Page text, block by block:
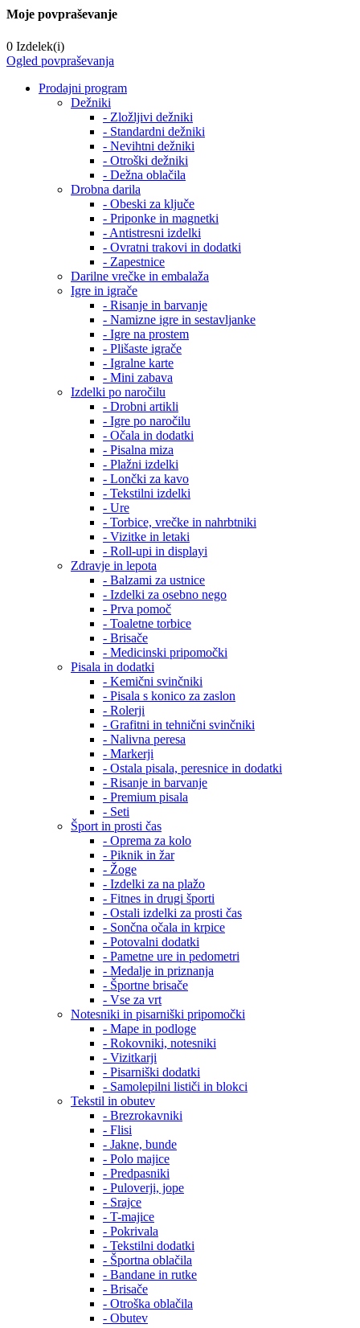
Moje povpraševanje
0 Izdelek(i)
Ogled povpraševanja
Prodajni program
Dežniki
- Zložljivi dežniki
- Standardni dežniki
- Nevihtni dežniki
- Otroški dežniki
- Dežna oblačila
Drobna darila
- Obeski za ključe
- Priponke in magnetki
- Antistresni izdelki
- Ovratni trakovi in dodatki
- Zapestnice
Darilne vrečke in embalaža
Igre in igrače
- Risanje in barvanje
- Namizne igre in sestavljanke
- Igre na prostem
- Plišaste igrače
- Igralne karte
- Mini zabava
Izdelki po naročilu
- Drobni artikli
- Igre po naročilu
- Očala in dodatki
- Pisalna miza
- Plažni izdelki
- Lončki za kavo
- Tekstilni izdelki
- Ure
- Torbice, vrečke in nahrbtniki
- Vizitke in letaki
- Roll-upi in displayi
Zdravje in lepota
- Balzami za ustnice
- Izdelki za osebno nego
- Prva pomoč
- Toaletne torbice
- Brisače
- Medicinski pripomočki
Pisala in dodatki
- Kemični svinčniki
- Pisala s konico za zaslon
- Rolerji
- Grafitni in tehnični svinčniki
- Nalivna peresa
- Markerji
- Ostala pisala, peresnice in dodatki
- Risanje in barvanje
- Premium pisala
- Seti
Šport in prosti čas
- Oprema za kolo
- Piknik in žar
- Žoge
- Izdelki za na plažo
- Fitnes in drugi športi
- Ostali izdelki za prosti čas
- Sončna očala in krpice
- Potovalni dodatki
- Pametne ure in pedometri
- Medalje in priznanja
- Športne brisače
- Vse za vrt
Notesniki in pisarniški pripomočki
- Mape in podloge
- Rokovniki, notesniki
- Vizitkarji
- Pisarniški dodatki
- Samolepilni lističi in blokci
Tekstil in obutev
- Brezrokavniki
- Flisi
- Jakne, bunde
- Polo majice
- Predpasniki
- Puloverji, jope
- Srajce
- T-majice
- Pokrivala
- Tekstilni dodatki
- Športna oblačila
- Bandane in rutke
- Brisače
- Otroška oblačila
- Obutev